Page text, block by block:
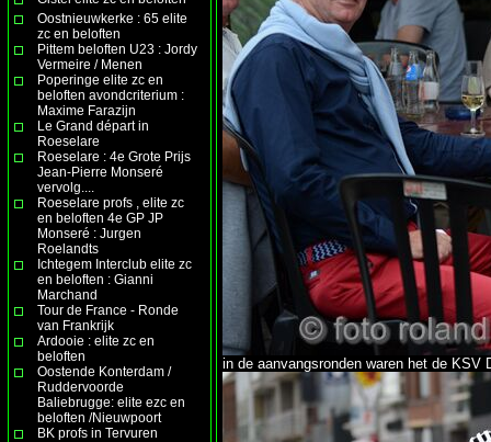
Oostnieuwkerke : 65 elite
zc en beloften
Pittem beloften U23 : Jordy
Vermeire / Menen
Poperinge elite zc en
beloften avondcriterium :
Maxime Farazijn
Le Grand départ in
Roeselare
Roeselare : 4e Grote Prijs
Jean-Pierre Monseré
vervolg....
Roeselare profs , elite zc
en beloften 4e GP JP
Monseré : Jurgen
Roelandts
Ichtegem Interclub elite zc
en beloften : Gianni
Marchand
Tour de France - Ronde
van Frankrijk
Ardooie : elite zc en
beloften
Oostende Konterdam /
Ruddervoorde
Baliebrugge: elite ezc en
beloften /Nieuwpoort
BK profs in Tervuren
in de aanvangsronden waren het de KSV